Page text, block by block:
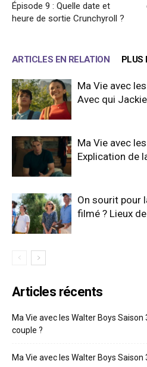
Épisode 9 : Quelle date et
heure de sortie Crunchyroll ?
ARTICLES EN RELATION PLUS
Ma Vie avec
Avec qui
Ma Vie avec
Explication de
On sourit pour
filmé ? Lieux
Articles récents
Ma Vie avec les Walter Boys
couple ?
Ma Vie avec les Walter Boys Saison